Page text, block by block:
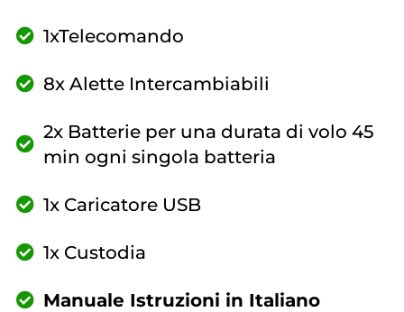
1xTelecomando
8x Alette Intercambiabili
2x Batterie per una durata di volo 45
min ogni singola batteria
1x Caricatore USB
1x Custodia
Manuale Istruzioni in Italiano